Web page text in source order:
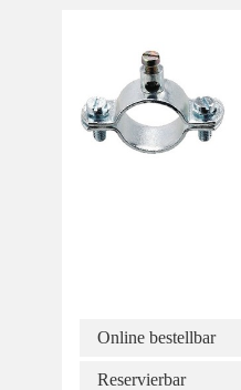
Online bestellbar
Reservierbar